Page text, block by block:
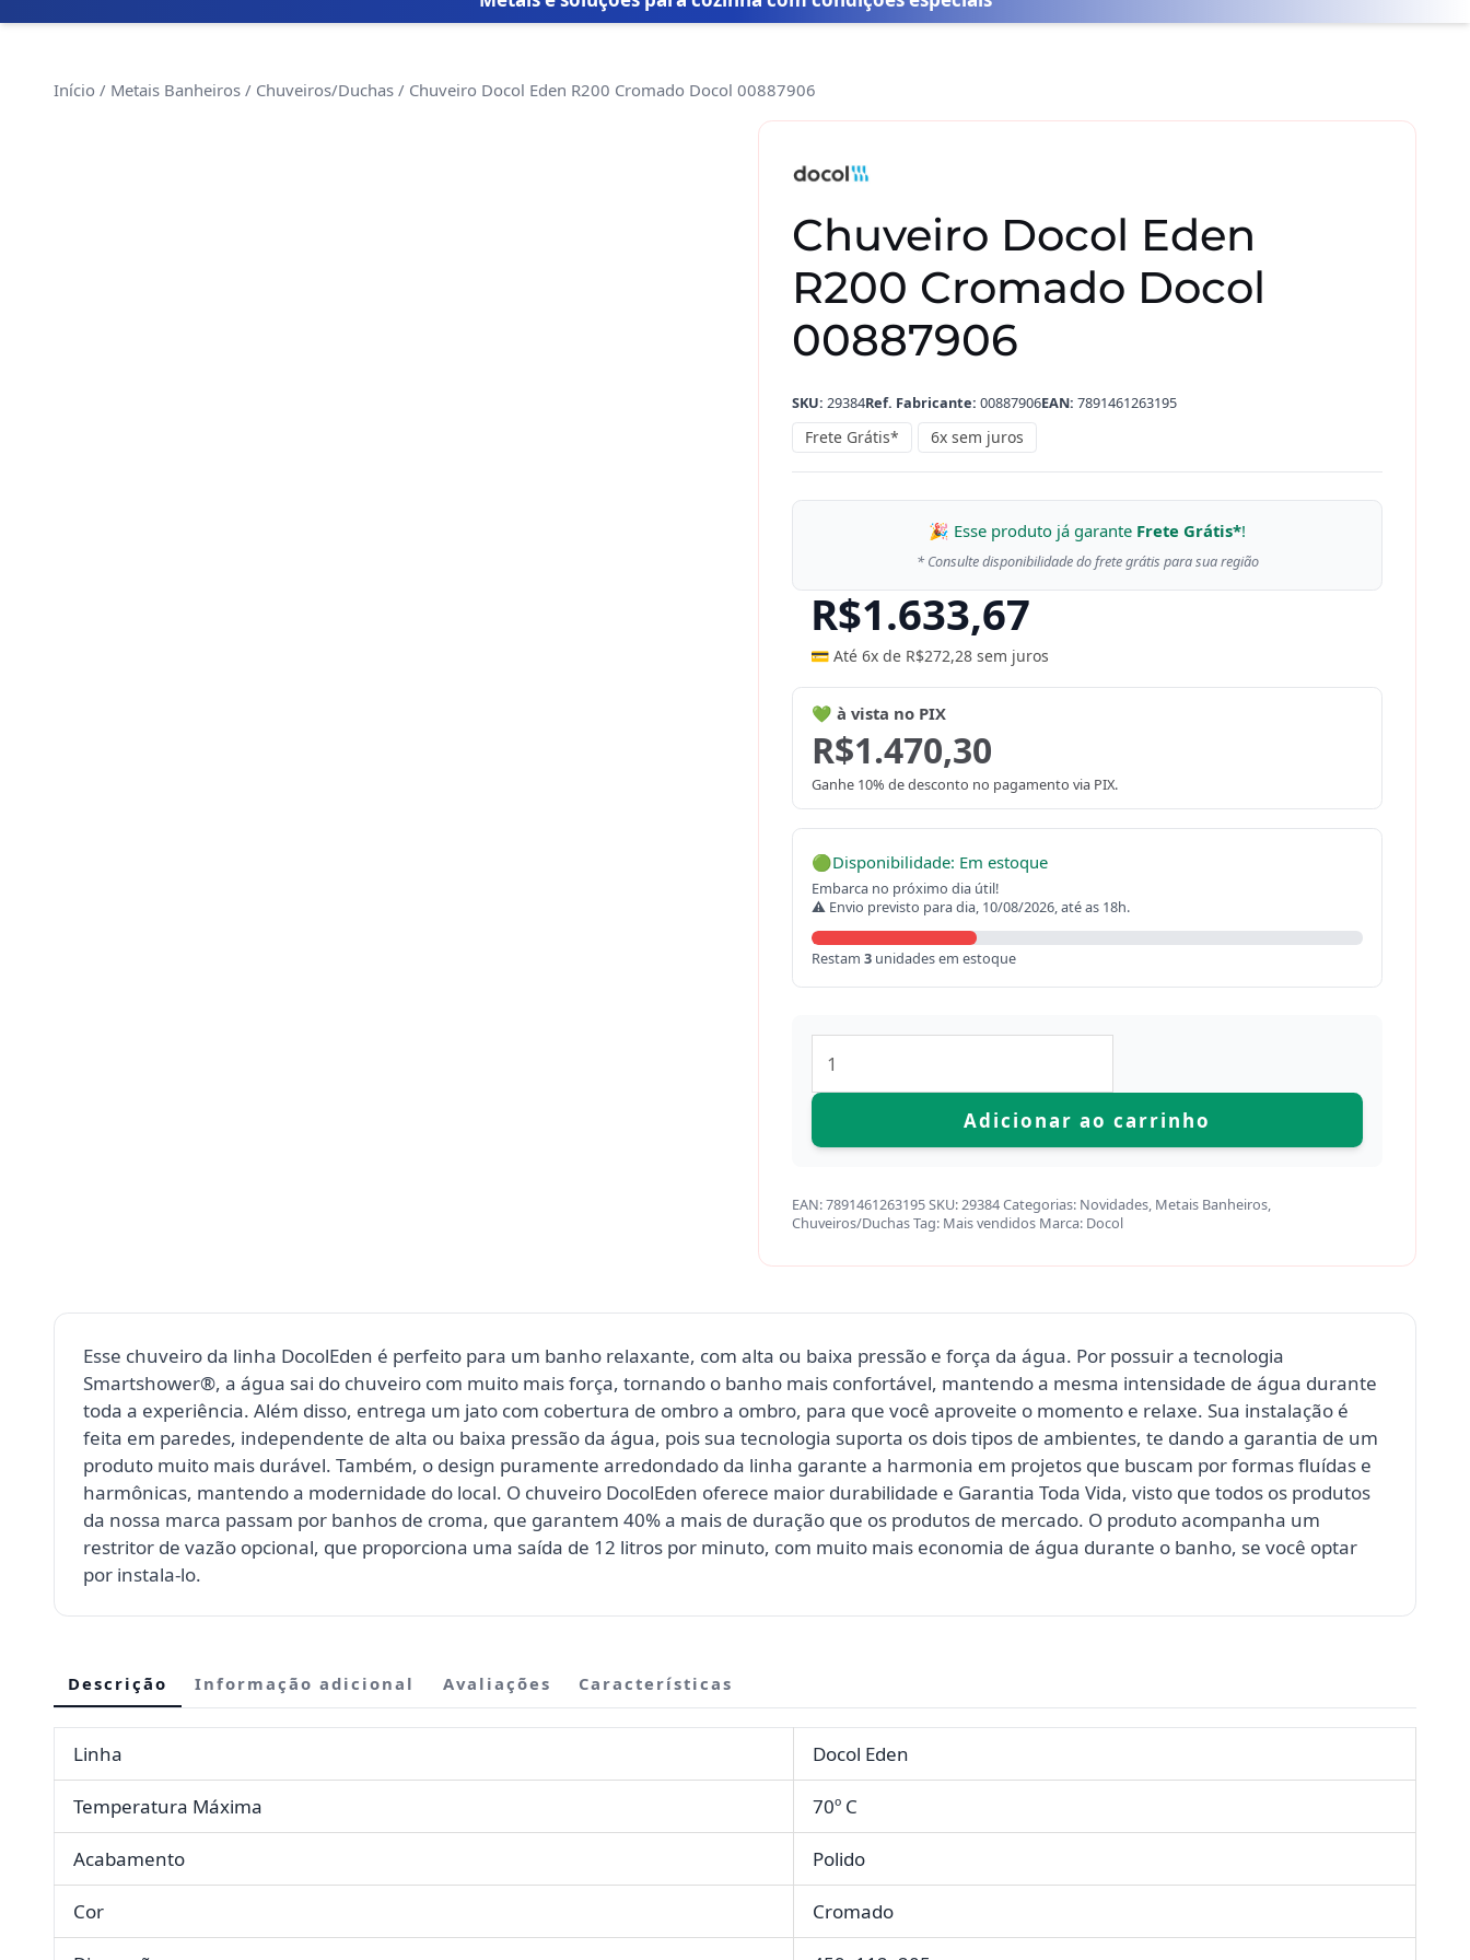
Início / Metais Banheiros / Chuveiros/Duchas / Chuveiro Docol Eden R200 Cromado Docol 00887906
Chuveiro Docol Eden
R200 Cromado Docol
00887906
SKU: 29384Ref. Fabricante: 00887906EAN: 7891461263195
Frete Grátis* 6x sem juros
🎉 Esse produto já garante Frete Grátis*!
* Consulte disponibilidade do frete grátis para sua região
R$1.633,67
💳 Até 6x de R$272,28 sem juros
💚 à vista no PIX
R$1.470,30
Ganhe 10% de desconto no pagamento via PIX.
🟢Disponibilidade: Em estoque
Embarca no próximo dia útil!
⚠ Envio previsto para dia, 10/08/2026, até as 18h.
Restam 3 unidades em estoque
Docol
Eden
R200
Cromado
Docol
00887906
quantidade
Adicionar ao carrinho
EAN:7891461263195SKU:29384Categorias: Novidades, Metais Banheiros,
Chuveiros/DuchasTag: Mais vendidos Marca: Docol
Esse chuveiro da linha DocolEden é perfeito para um banho relaxante, com alta ou baixa pressão e força da água. Por possuir a tecnologia
Smartshower®, a água sai do chuveiro com muito mais força, tornando o banho mais confortável, mantendo a mesma intensidade de água durante
toda a experiência. Além disso, entrega um jato com cobertura de ombro a ombro, para que você aproveite o momento e relaxe. Sua instalação é
feita em paredes, independente de alta ou baixa pressão da água, pois sua tecnologia suporta os dois tipos de ambientes, te dando a garantia de um
produto muito mais durável. Também, o design puramente arredondado da linha garante a harmonia em projetos que buscam por formas fluídas e
harmônicas, mantendo a modernidade do local. O chuveiro DocolEden oferece maior durabilidade e Garantia Toda Vida, visto que todos os produtos
da nossa marca passam por banhos de croma, que garantem 40% a mais de duração que os produtos de mercado. O produto acompanha um
restritor de vazão opcional, que proporciona uma saída de 12 litros por minuto, com muito mais economia de água durante o banho, se você optar
por instala-lo.
Descrição Informação adicional Avaliações Características
Linha Docol Eden
Temperatura Máxima 70º C
Acabamento Polido
Cor Cromado